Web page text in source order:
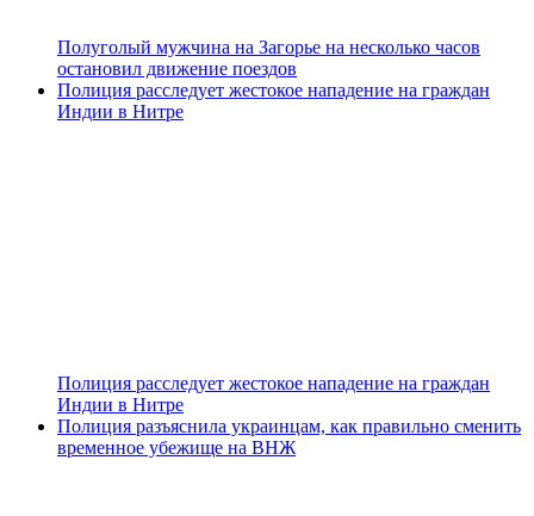
Полуголый мужчина на Загорье на несколько часов
остановил движение поездов
Полиция расследует жестокое нападение на граждан
Индии в Нитре
Полиция расследует жестокое нападение на граждан
Индии в Нитре
Полиция разъяснила украинцам, как правильно сменить
временное убежище на ВНЖ